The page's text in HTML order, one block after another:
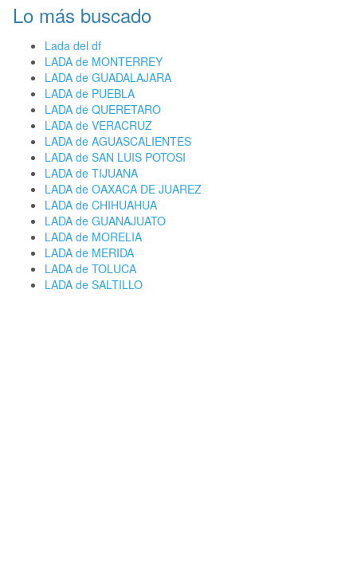
Lo más buscado
Lada del df
LADA de MONTERREY
LADA de GUADALAJARA
LADA de PUEBLA
LADA de QUERETARO
LADA de VERACRUZ
LADA de AGUASCALIENTES
LADA de SAN LUIS POTOSI
LADA de TIJUANA
LADA de OAXACA DE JUAREZ
LADA de CHIHUAHUA
LADA de GUANAJUATO
LADA de MORELIA
LADA de MERIDA
LADA de TOLUCA
LADA de SALTILLO